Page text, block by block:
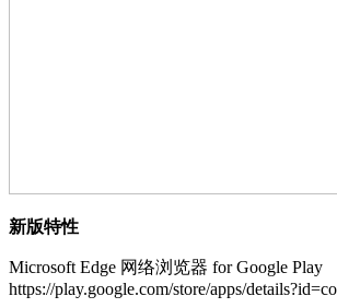
新版特性
Microsoft Edge 网络浏览器 for Google Play
https://play.google.com/store/apps/